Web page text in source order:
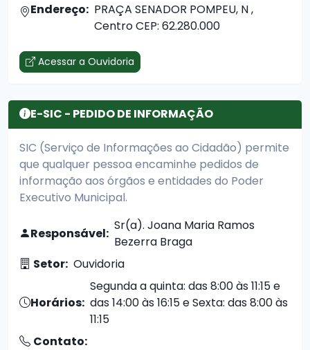
Endereço: PRAÇA SENADOR POMPEU, N ,
Centro CEP: 62.280.000
Acessar a Ouvidoria
E-SIC - PEDIDO DE INFORMAÇÃO
SIC (Serviço de Informações ao Cidadão) permite
que qualquer pessoa encaminhe pedidos de
informação aos órgãos e entidades do Poder
Executivo Municipal.
Responsável:
Sr(a). Joana Maria Ramos
Bezerra Braga
Setor: Ouvidoria
Horários:
Segunda a quinta: das 8:00 às 11:15 e
das 14:00 às 16:15 e Sexta: das 8:00 às
11:15
Contato: